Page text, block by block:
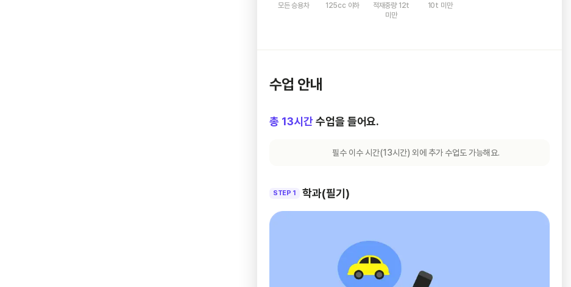
모든 승용차 125cc 이하
적재중량 12t
미만
10t 미만
수업 안내
총 13시간 수업을 들어요.
필수 이수 시간(13시간) 외에 추가 수업도 가능해요.
STEP 1 학과(필기)